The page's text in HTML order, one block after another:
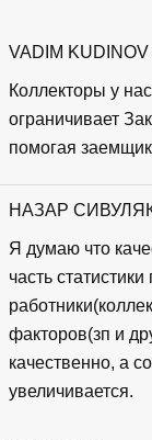
VADIM KUDINOV
Коллекторы у
ограничивает
помогая
НАЗАР
Я думаю что
часть
факторов(зп и
качественно, а
увеличивается.